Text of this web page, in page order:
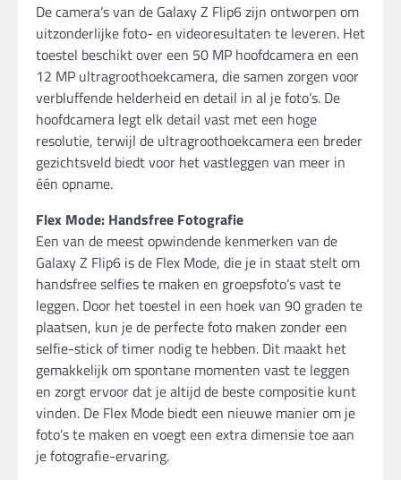
De camera’s van de Galaxy Z Flip6 zijn ontworpen om
uitzonderlijke foto- en videoresultaten te leveren. Het
toestel beschikt over een 50 MP hoofdcamera en een
12 MP ultragroothoekcamera, die samen zorgen voor
verbluffende helderheid en detail in al je foto’s. De
hoofdcamera legt elk detail vast met een hoge
resolutie, terwijl de ultragroothoekcamera een breder
gezichtsveld biedt voor het vastleggen van meer in
één opname.
Flex Mode: Handsfree Fotografie
Een van de meest opwindende kenmerken van de
Galaxy Z Flip6 is de Flex Mode, die je in staat stelt om
handsfree selfies te maken en groepsfoto’s vast te
leggen. Door het toestel in een hoek van 90 graden te
plaatsen, kun je de perfecte foto maken zonder een
selfie-stick of timer nodig te hebben. Dit maakt het
gemakkelijk om spontane momenten vast te leggen
en zorgt ervoor dat je altijd de beste compositie kunt
vinden. De Flex Mode biedt een nieuwe manier om je
foto’s te maken en voegt een extra dimensie toe aan
je fotografie-ervaring.